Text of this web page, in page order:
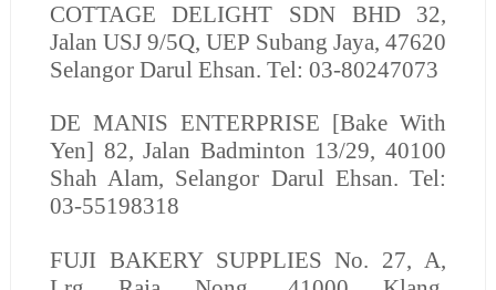
COTTAGE DELIGHT SDN BHD32,
Jalan USJ 9/5Q, UEP Subang Jaya, 47620
Selangor Darul Ehsan. Tel: 03-80247073
DE MANIS ENTERPRISE
[Bake With
Yen] 82, Jalan Badminton 13/29, 40100
Shah Alam, Selangor Darul Ehsan. Tel:
03-55198318
FUJI BAKERY SUPPLIES No. 27, A,